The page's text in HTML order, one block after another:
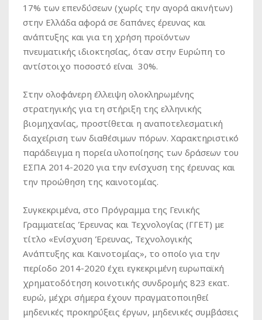
17% των επενδύσεων (χωρίς την αγορά ακινήτων)
στην Ελλάδα αφορά σε δαπάνες έρευνας και
ανάπτυξης και για τη χρήση προϊόντων
πνευματικής ιδιοκτησίας, όταν στην Ευρώπη το
αντίστοιχο ποσοστό είναι 30%.
Στην ολοφάνερη έλλειψη ολοκληρωμένης
στρατηγικής για τη στήριξη της ελληνικής
βιομηχανίας, προστίθεται η αναποτελεσματική
διαχείριση των διαθέσιμων πόρων. Χαρακτηριστικό
παράδειγμα η πορεία υλοποίησης των δράσεων του
ΕΣΠΑ 2014-2020 για την ενίσχυση της έρευνας και
την προώθηση της καινοτομίας.
Συγκεκριμένα, στο Πρόγραμμα της Γενικής
Γραμματείας Έρευνας και Τεχνολογίας (ΓΓΕΤ) με
τίτλο «Ενίσχυση Έρευνας, Τεχνολογικής
Ανάπτυξης και Καινοτομίας», το οποίο για την
περίοδο 2014-2020 έχει εγκεκριμένη ευρωπαϊκή
χρηματοδότηση κοινοτικής συνδρομής 823 εκατ.
ευρώ, μέχρι σήμερα έχουν πραγματοποιηθεί
μηδενικές προκηρύξεις έργων, μηδενικές συμβάσεις